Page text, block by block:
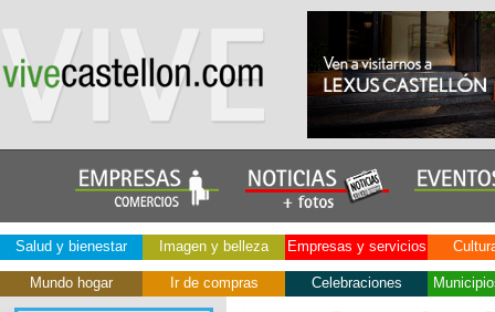
Salud y bienestar Imagen y belleza Empresas y servicios
Mundo hogar Ir de compras Celebraciones